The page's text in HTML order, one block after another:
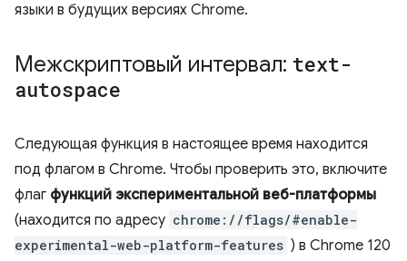
языки в будущих версиях Chrome.
Межскриптовый интервал: text-
autospace
Следующая функция в настоящее время находится
под флагом в Chrome. Чтобы проверить это, включите
флаг функций экспериментальной веб-платформы
(находится по адресу chrome://flags/#enable-
experimental-web-platform-features ) в Chrome 120